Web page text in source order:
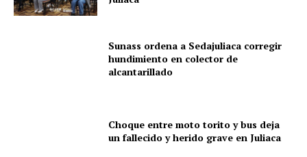
Sunass ordena a Sedajuliaca corregir
hundimiento en colector de
alcantarillado
Choque entre moto torito y bus deja
un fallecido y herido grave en Juliaca